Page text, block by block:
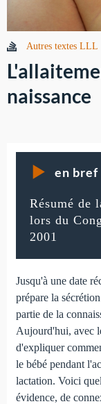
Autres textes LLL
naissance
en bref
Résumé de
lors du
2001
Jusqu'à une date
prépare la
partie de la
Aujourd'hui, avec
d'expliquer
le bébé pendant
lactation. Voici
évidence, de